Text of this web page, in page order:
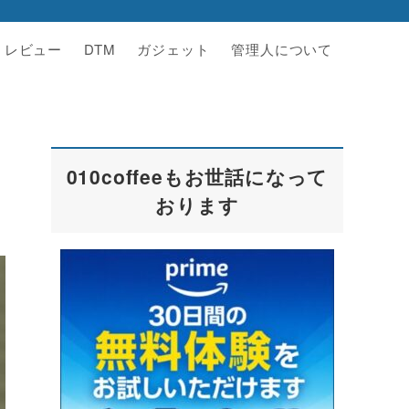
レビュー DTM ガジェット 管理人について
010coffeeもお世話になって
おります